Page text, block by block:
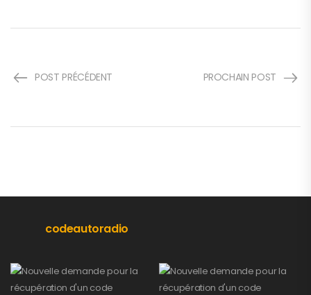
POST PRÉCÉDENT PROCHAIN POST
codeautoradio